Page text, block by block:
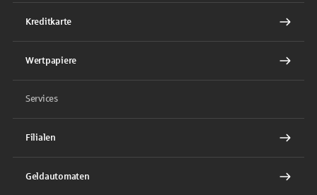
Kreditkarte
Wertpapiere
Services
Filialen
Geldautomaten